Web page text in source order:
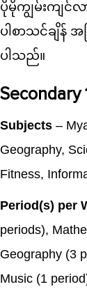
ပိုမိုကျွမ်းကျင်လ
ပါစာသင်ချိန်
ပါသည်။
Secondary
Subjects –
Geography,
Fitness,
Period(s) per
periods),
Geography (3
Music (1